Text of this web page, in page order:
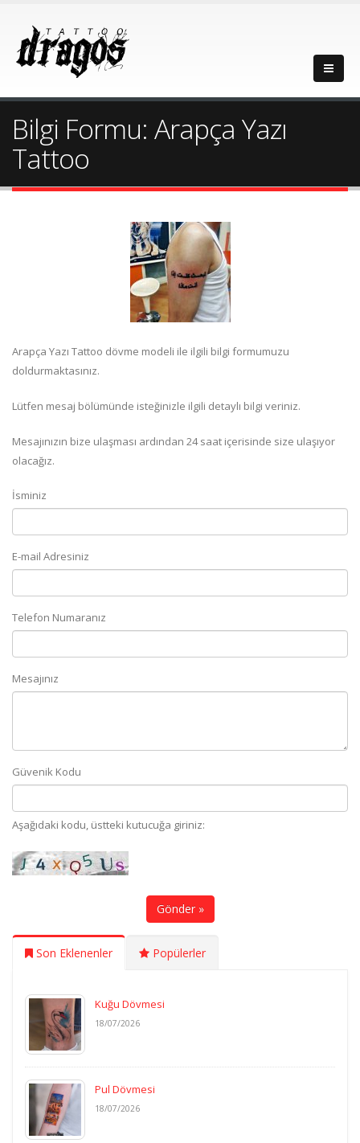
Bilgi Formu: Arapça Yazı
Tattoo
Arapça Yazı Tattoo dövme modeli ile ilgili bilgi formumuzu
doldurmaktasınız.
Lütfen mesaj bölümünde isteğinizle ilgili detaylı bilgi veriniz.
Mesajınızın bize ulaşması ardından 24 saat içerisinde size ulaşıyor
olacağız.
İsminiz
E-mail Adresiniz
Telefon Numaranız
Mesajınız
Güvenik Kodu
Aşağıdaki kodu, üstteki kutucuğa giriniz:
Gönder »
Son Eklenenler Popülerler
Kuğu Dövmesi
18/07/2026
Pul Dövmesi
18/07/2026